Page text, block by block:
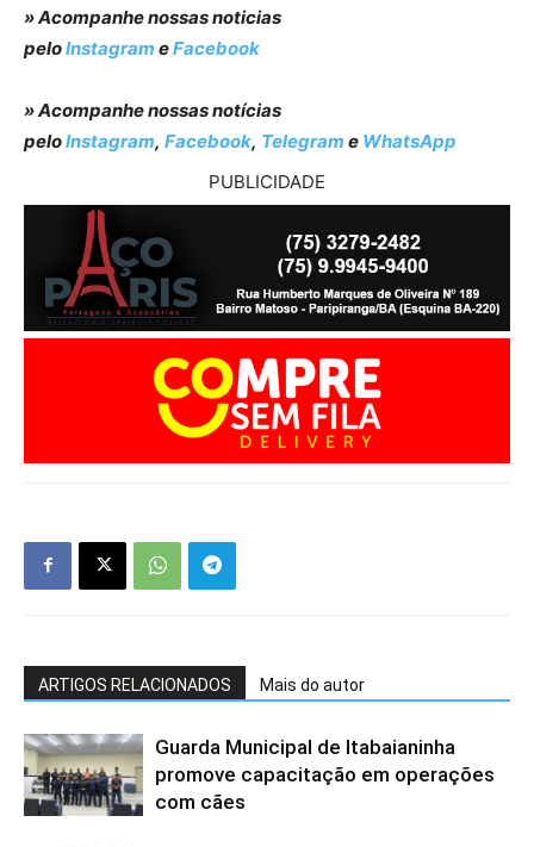
» Acompanhe nossas noticias
peloInstagram eFacebook
» Acompanhe nossas notícias
peloInstagram, Facebook, Telegram e WhatsApp
PUBLICIDADE
ARTIGOS RELACIONADOS Mais do autor
Guarda Municipal de Itabaianinha
promove capacitação em operações
com cães